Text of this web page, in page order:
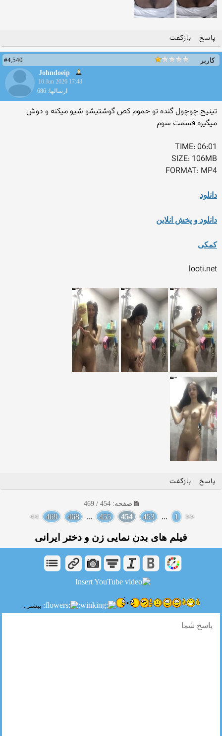
پاسخ بازگفت
کاربر
#4,540
Johndoeip
10 Jun 2026 17:48
ارسالها: 686
تینیج چوچول گنده تو حموم کص گوشتیشو شیو میکنه و دوش
میگیره قسمت سوم
TIME: 06:01
SIZE: 106MB
FORMAT: MP4
دانلود
دانلود و پخش انلاین
کمکی
looti.net
پاسخ بازگفت
صفحه: 454 / 469
<<
1
...
453
454
455
...
468
469
>>
فیلم های بدن نمایی زن و دختر ایرانی
بیشتر...